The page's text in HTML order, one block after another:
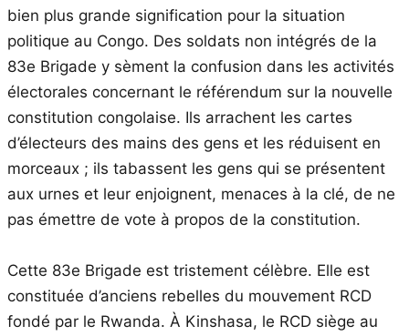
bien plus grande signification pour la situation
politique au Congo. Des soldats non intégrés de la
83e Brigade y sèment la confusion dans les activités
électorales concernant le référendum sur la nouvelle
constitution congolaise. Ils arrachent les cartes
d’électeurs des mains des gens et les réduisent en
morceaux ; ils tabassent les gens qui se présentent
aux urnes et leur enjoignent, menaces à la clé, de ne
pas émettre de vote à propos de la constitution.
Cette 83e Brigade est tristement célèbre. Elle est
constituée d’anciens rebelles du mouvement RCD
fondé par le Rwanda. À Kinshasa, le RCD siège au